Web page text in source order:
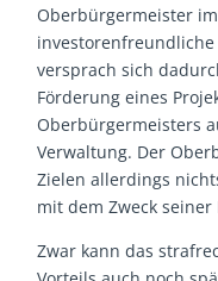
Oberbürgermeister
versprach sich
Förderung eines
Oberbürgermeisters
Verwaltung. Der
Zielen allerdings
mit dem Zweck
Zwar kann das